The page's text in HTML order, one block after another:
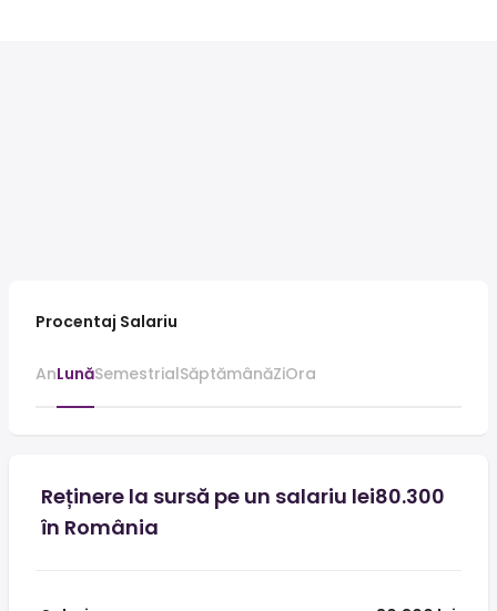
Procentaj Salariu
AnLunăSemestrialSăptămânăZiOra
Reținere la sursă pe un salariu lei80.300
în România